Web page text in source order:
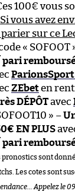
100€ vous
Si vous avez
parier sur ce
« SOFOOT
pari remboursé
ParionsSport
ZEbeten
DÉPÔTavec
» –
EN PLUS
pari
pronostics sont
Les cotes sont
Appelez le